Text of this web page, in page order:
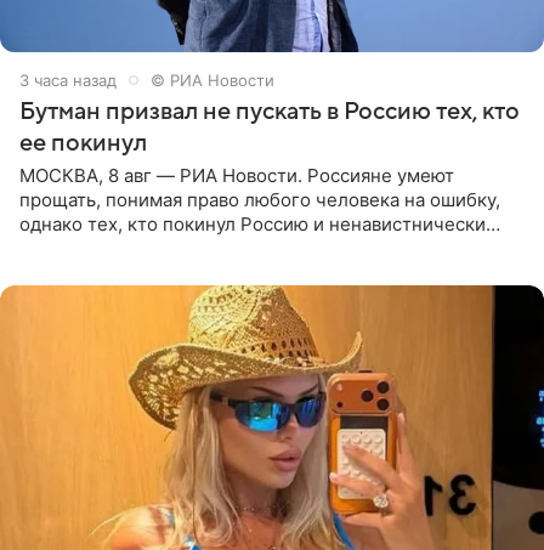
3 часа назад © РИА Новости
Бутман призвал не пускать в Россию тех, кто
ее покинул
МОСКВА, 8 авг — РИА Новости. Россияне умеют
прощать, понимая право любого человека на ошибку,
однако тех, кто покинул Россию и ненавистнически